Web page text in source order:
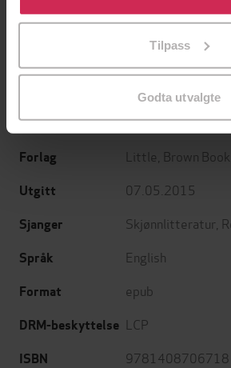
tilpasse ditt samtykke til spesifikke
Tilpass
Godta utvalgte
Jo Nesbø
Forfattere Dennis Lehane
Forlag Little, Brown
Utgitt 07.05.2015
Sjanger Skjønnlitteratur
Språk English
Format epub
DRM-beskyttelse LCP
ISBN 9781408706718